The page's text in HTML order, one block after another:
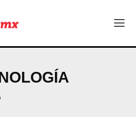
en el centro del debate político